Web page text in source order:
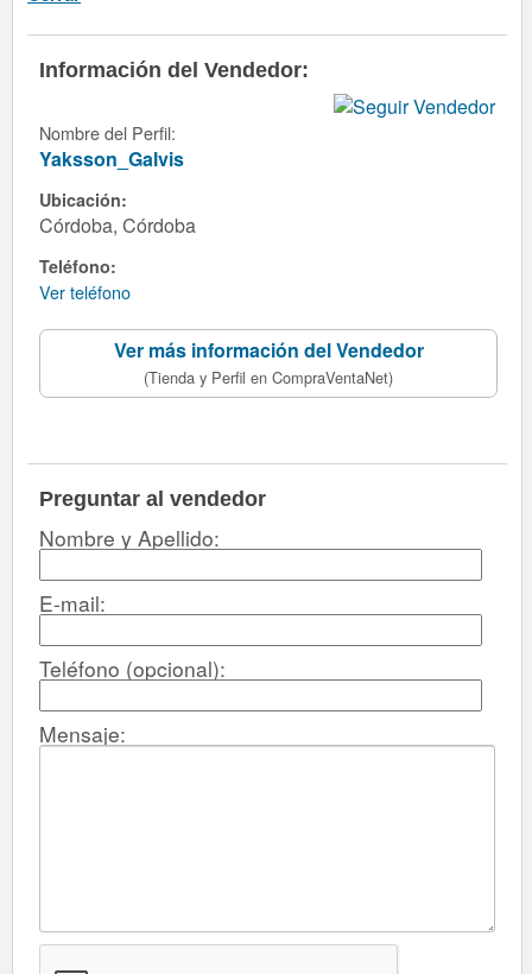
Información del Vendedor:
Nombre del Perfil:
Yaksson_Galvis
Ubicación:
Córdoba, Córdoba
Teléfono:
Ver teléfono
Ver más información del Vendedor
(Tienda y Perfil en CompraVentaNet)
Preguntar al vendedor
Nombre y Apellido:
E-mail:
Teléfono (opcional):
Mensaje: